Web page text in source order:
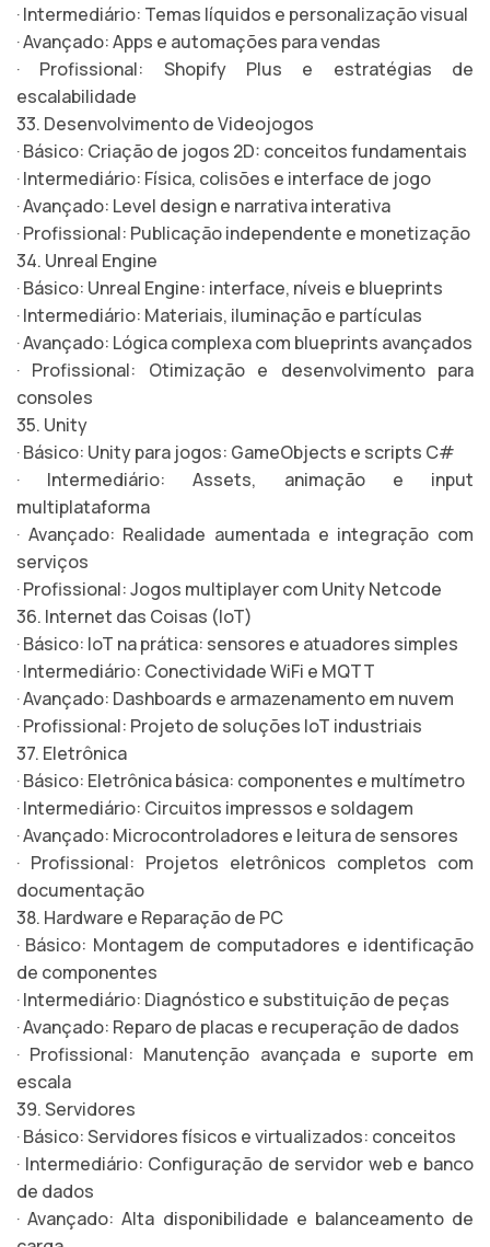
· Intermediário: Temas líquidos e personalização visual
· Avançado: Apps e automações para vendas
· Profissional: Shopify Plus e estratégias de
escalabilidade
33. Desenvolvimento de Videojogos
· Básico: Criação de jogos 2D: conceitos fundamentais
· Intermediário: Física, colisões e interface de jogo
· Avançado: Level design e narrativa interativa
· Profissional: Publicação independente e monetização
34. Unreal Engine
· Básico: Unreal Engine: interface, níveis e blueprints
· Intermediário: Materiais, iluminação e partículas
· Avançado: Lógica complexa com blueprints avançados
· Profissional: Otimização e desenvolvimento para
consoles
35. Unity
· Básico: Unity para jogos: GameObjects e scripts C#
· Intermediário: Assets, animação e input
multiplataforma
· Avançado: Realidade aumentada e integração com
serviços
· Profissional: Jogos multiplayer com Unity Netcode
36. Internet das Coisas (IoT)
· Básico: IoT na prática: sensores e atuadores simples
· Intermediário: Conectividade WiFi e MQTT
· Avançado: Dashboards e armazenamento em nuvem
· Profissional: Projeto de soluções IoT industriais
37. Eletrônica
· Básico: Eletrônica básica: componentes e multímetro
· Intermediário: Circuitos impressos e soldagem
· Avançado: Microcontroladores e leitura de sensores
· Profissional: Projetos eletrônicos completos com
documentação
38. Hardware e Reparação de PC
· Básico: Montagem de computadores e identificação
de componentes
· Intermediário: Diagnóstico e substituição de peças
· Avançado: Reparo de placas e recuperação de dados
· Profissional: Manutenção avançada e suporte em
escala
39. Servidores
· Básico: Servidores físicos e virtualizados: conceitos
· Intermediário: Configuração de servidor web e banco
de dados
· Avançado: Alta disponibilidade e balanceamento de